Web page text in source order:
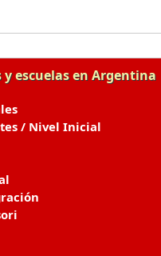
y escuelas en Argentina
/ Nivel Inicial